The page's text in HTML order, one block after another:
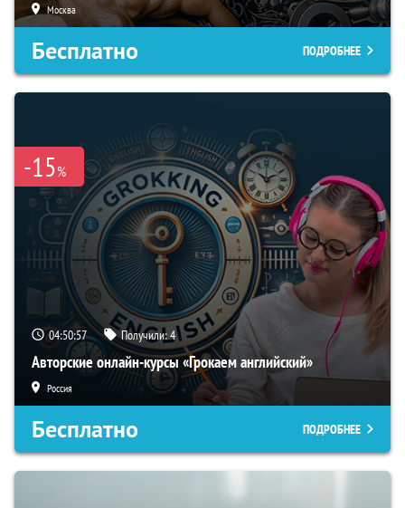
Москва
Бесплатно ПОДРОБНЕЕ
-15%
04:50:56 Получили:4
Авторские онлайн-курсы «Грокаем английский»
Россия
Бесплатно ПОДРОБНЕЕ